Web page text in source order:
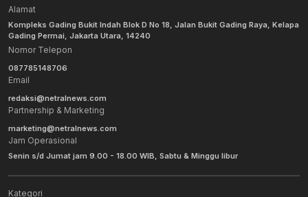
Alamat
Kompleks Gading Bukit Indah Blok D No 18, Jalan Bukit Gading Raya, Kelapa
Gading Permai, Jakarta Utara, 14240
Nomor Telepon
087785148706
Email
redaksi@netralnews.com
Partnership & Marketing
marketing@netralnews.com
Jam Operasional
Senin s/d Jumat jam 9.00 - 18.00 WIB, Sabtu & Minggu libur
Kategori